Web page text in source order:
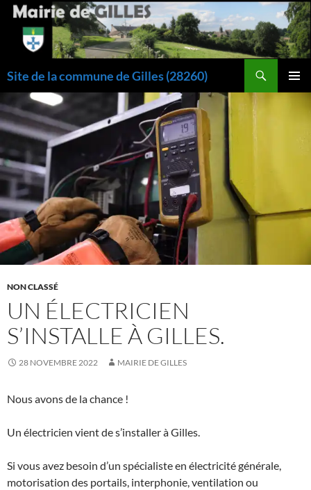
Aller
contenu
Site de la commune de Gilles (28260)
NON CLASSÉ
UN ÉLECTRICIEN
S’INSTALLE À GILLES.
28 NOVEMBRE 2022 MAIRIE DE GILLES
Nous avons de la chance !
Un électricien vient de s’installer à Gilles.
Si vous avez besoin d’un spécialiste en électricité générale,
motorisation des portails, interphonie, ventilation ou